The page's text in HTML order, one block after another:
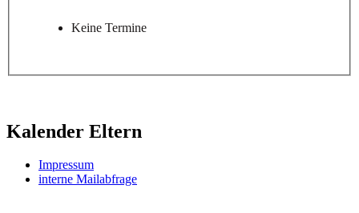
Keine Termine
Kalender Eltern
Impressum
interne Mailabfrage